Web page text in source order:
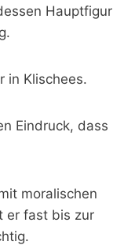
Hauptfigur
in Klischees.
Eindruck, dass
moralischen
er fast bis zur